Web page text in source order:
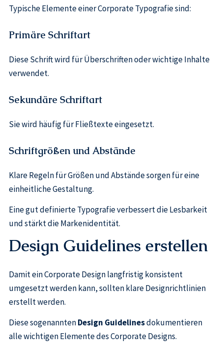
Typische Elemente einer Corporate Typografie sind:
Primäre Schriftart
Diese Schrift wird für Überschriften oder wichtige Inhalte
verwendet.
Sekundäre Schriftart
Sie wird häufig für Fließtexte eingesetzt.
Schriftgrößen und Abstände
Klare Regeln für Größen und Abstände sorgen für eine
einheitliche Gestaltung.
Eine gut definierte Typografie verbessert die Lesbarkeit
und stärkt die Markenidentität.
Design Guidelines erstellen
Damit ein Corporate Design langfristig konsistent
umgesetzt werden kann, sollten klare Designrichtlinien
erstellt werden.
Diese sogenanntenDesign Guidelinesdokumentieren
alle wichtigen Elemente des Corporate Designs.